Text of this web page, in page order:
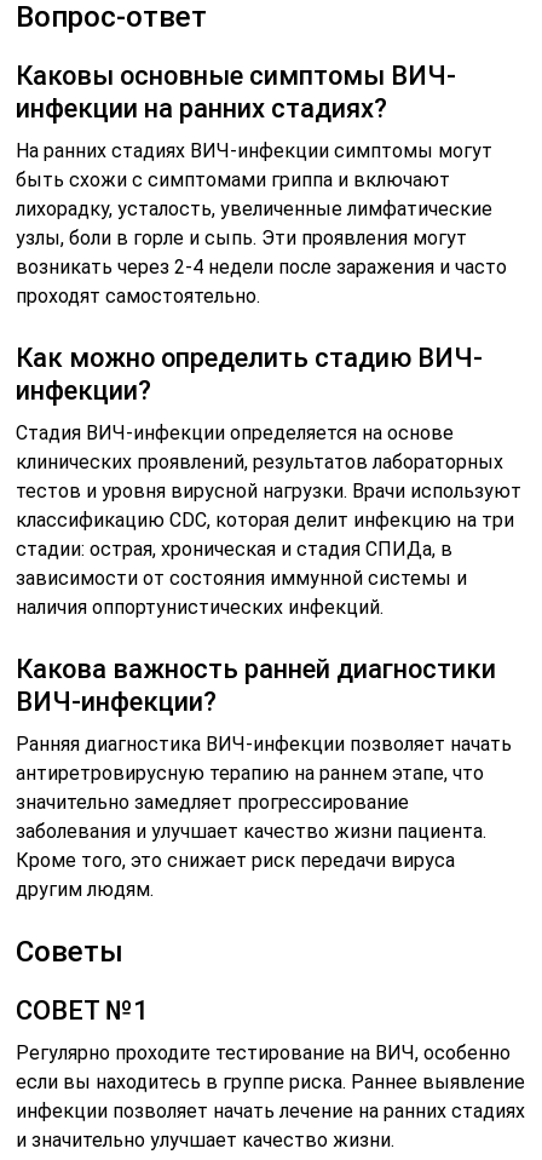
Вопрос-ответ
Каковы основные симптомы ВИЧ-
инфекции на ранних стадиях?
На ранних стадиях ВИЧ-инфекции симптомы могут
быть схожи с симптомами гриппа и включают
лихорадку, усталость, увеличенные лимфатические
узлы, боли в горле и сыпь. Эти проявления могут
возникать через 2-4 недели после заражения и часто
проходят самостоятельно.
Как можно определить стадию ВИЧ-
инфекции?
Стадия ВИЧ-инфекции определяется на основе
клинических проявлений, результатов лабораторных
тестов и уровня вирусной нагрузки. Врачи используют
классификацию CDC, которая делит инфекцию на три
стадии: острая, хроническая и стадия СПИДа, в
зависимости от состояния иммунной системы и
наличия оппортунистических инфекций.
Какова важность ранней диагностики
ВИЧ-инфекции?
Ранняя диагностика ВИЧ-инфекции позволяет начать
антиретровирусную терапию на раннем этапе, что
значительно замедляет прогрессирование
заболевания и улучшает качество жизни пациента.
Кроме того, это снижает риск передачи вируса
другим людям.
Советы
СОВЕТ №1
Регулярно проходите тестирование на ВИЧ, особенно
если вы находитесь в группе риска. Раннее выявление
инфекции позволяет начать лечение на ранних стадиях
и значительно улучшает качество жизни.